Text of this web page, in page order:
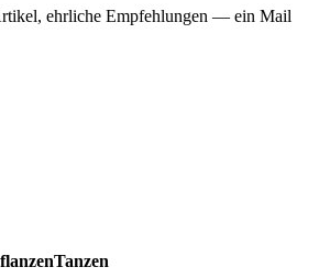
ehrliche Empfehlungen — ein Mail